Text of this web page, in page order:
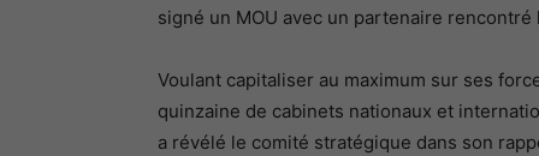
signé un MOU avec un partenaire rencontré
Voulant capitaliser au maximum sur ses
quinzaine de cabinets nationaux et
a révélé le comité stratégique dans son